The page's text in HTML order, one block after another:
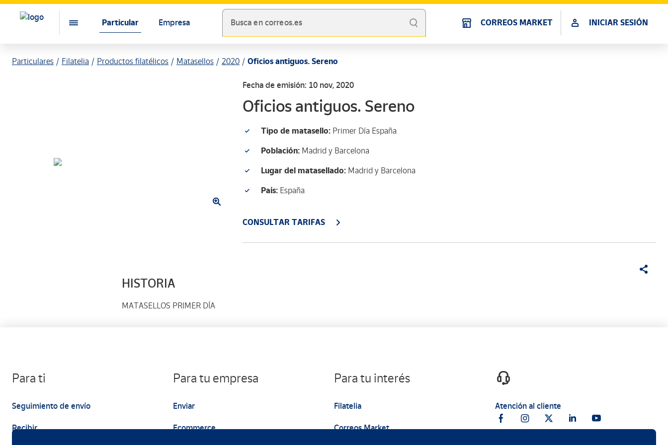
Particular Empresa Busca en correos.es CORREOS MARKET INICIAR SESIÓN
Particulares Filatelia Productos filatélicos Matasellos 2020 Oficios antiguos. Sereno
Fecha de emisión: 10 nov, 2020
Oficios antiguos. Sereno
Tipo de matasello: Primer Día España
Población: Madrid y Barcelona
Lugar del matasellado: Madrid y Barcelona
País: España
CONSULTAR TARIFAS
HISTORIA
MATASELLOS PRIMER DÍA
Para ti
Seguimiento de envío
Recibir
Para tu empresa
Enviar
Ecommerce
Para tu interés
Filatelia
Correos Market
Atención al cliente